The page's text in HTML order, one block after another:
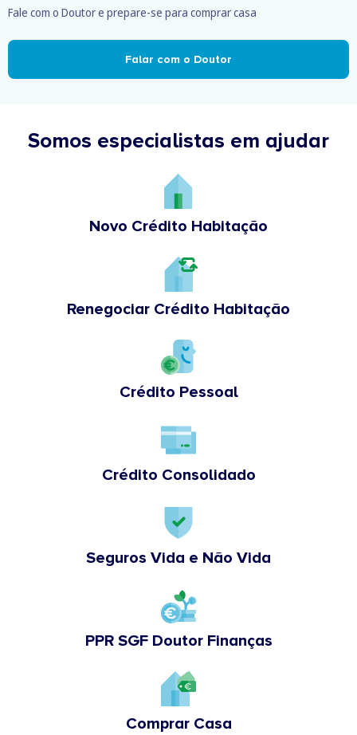
Fale com o Doutor e prepare-se para comprar casa
Falar com o Doutor
Somos especialistas em ajudar
Novo Crédito Habitação
Renegociar Crédito Habitação
Crédito Pessoal
Crédito Consolidado
Seguros Vida e Não Vida
PPR SGF Doutor Finanças
Comprar Casa